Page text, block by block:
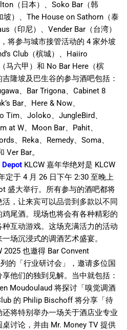
（日本）、Soko Bar（韩
坡）、The House on Sathorn（泰
（印尼）、Vender Bar（台湾）
将参与城市接管活动的 4 家外坡
Club（槟城）、Haiiro
马六甲）和 No Bar Here（槟
隆坡及巴生谷的参与酒吧包括：
、Bar Trigona、Cabinet 8
Bar、Here & Now、
Tim、Joloko、JungleBird、
at W、Moon Bar、Pahit、
、Reka、Remedy、Soma、
Ver Bar。
Depot KLCW 嘉年华绝对是 KLCW
定于 4 月 26 日下午 2:30 至晚上
盛大举行。所有参与的酒吧都将
，让来宾可以品尝到多款以不同
尾酒。现场也将会有各种精彩的
互动游戏。这场充满活力的活动
场沉浸式的调酒艺术盛宴。
2025 也邀得 Bar Convent
的「行业研讨会」，邀请多位国
他们的独到见解。当中就包括：
Moudoulaud 将探讨「嗅觉调酒
的 Philip Bischoff 将分享「待
将特别举办一场关于酒店业专业
讨论，并由 Mr. Money TV 提供